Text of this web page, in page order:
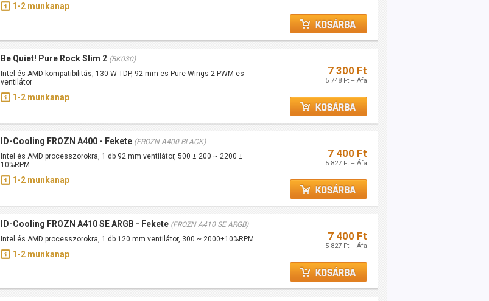
1-2 munkanap
Be Quiet! Pure Rock Slim 2 (BK030)
Intel és AMD kompatibilitás, 130 W TDP, 92 mm-es Pure Wings 2 PWM-es
ventilátor
1-2 munkanap
7 300 Ft
5 748 Ft + Áfa
ID-Cooling FROZN A400 - Fekete (FROZN A400 BLACK)
Intel és AMD processzorokra, 1 db 92 mm ventilátor, 500 ± 200 ~ 2200 ±
10%RPM
1-2 munkanap
7 400 Ft
5 827 Ft + Áfa
ID-Cooling FROZN A410 SE ARGB - Fekete (FROZN A410 SE ARGB)
Intel és AMD processzorokra, 1 db 120 mm ventilátor, 300 ~ 2000±10%RPM
1-2 munkanap
7 400 Ft
5 827 Ft + Áfa